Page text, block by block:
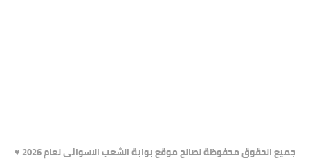
جميع الحقوق محفوظة لصالح موقع بوابة الشعب الاسوانى لعام 2026 ♥️